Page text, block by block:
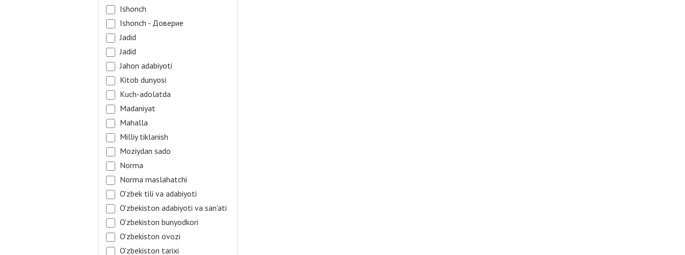
Ishonch
Ishonch - Доверие
Jadid
Jadid
Jahon adabiyoti
Kitob dunyosi
Kuch-adolatda
Madaniyat
Mahalla
Milliy tiklanish
Moziydan sado
Norma
Norma maslahatchi
O'zbek tili va adabiyoti
O'zbekiston adabiyoti va san'ati
O'zbekiston bunyodkori
O'zbekiston ovozi
O'zbekiston tarixi